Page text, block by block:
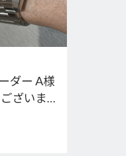
ダー A様
ざいま